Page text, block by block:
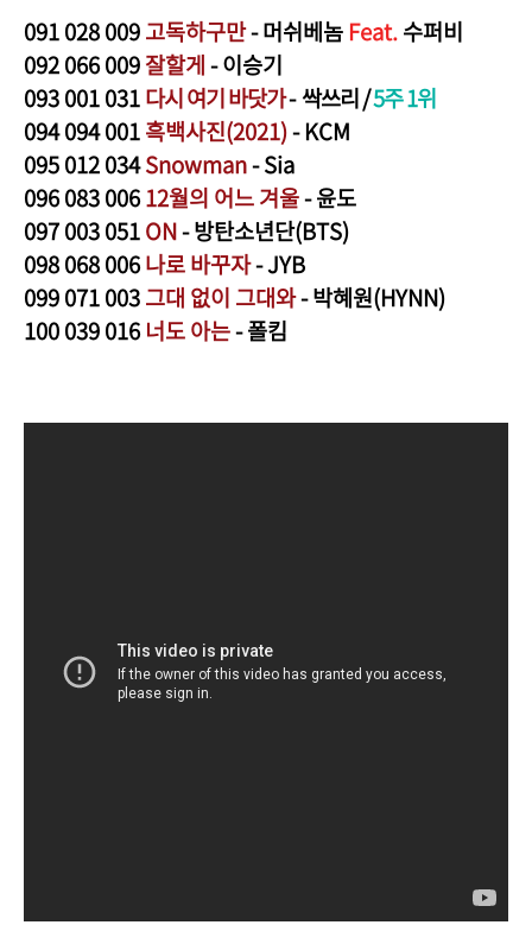
091028 009고독하구만- 머쉬베놈Feat.수퍼비
092066 009잘할게- 이승기
093001031다시 여기 바닷가- 싹쓰리 /5주 1위
094 094 001흑백사진(2021)- KCM
095012 034Snowman- Sia
096083 00612월의 어느 겨울- 윤도
097003 051ON- 방탄소년단(BTS)
098068 006나로 바꾸자- JYB
099071 003그대 없이 그대와- 박혜원(HYNN)
100039 016 너도 아는- 폴킴